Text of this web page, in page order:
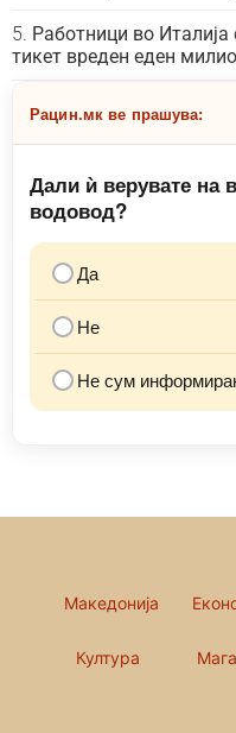
Работници во
тикет вреден еден
Рацин.мк ве прашува:
Дали ѝ верувате на
водовод?
Да
Не
Не сум
Македонија
Култура